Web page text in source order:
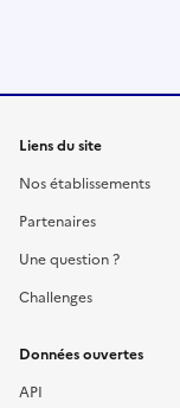
Liens du site
Nos établissements
Partenaires
Une question ?
Challenges
Données ouvertes
API